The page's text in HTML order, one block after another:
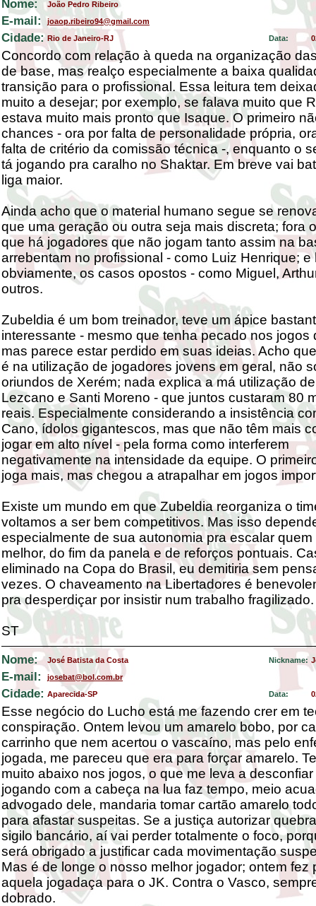
Nome: João Pedro Ribeiro
E-mail: joaop.ribeiro94@gmail.com
Cidade: Rio de Janeiro-RJ Data:
Concordo com relação à queda na organização
de base, mas realço especialmente a baixa
transição para o profissional. Essa leitura tem
muito a desejar; por exemplo, se falava muito que
estava muito mais pronto que Isaque. O primeiro
chances - ora por falta de personalidade própria,
falta de critério da comissão técnica -, enquanto o
tá jogando pra caralho no Shaktar. Em breve vai
liga maior.
Ainda acho que o material humano segue se
que uma geração ou outra seja mais discreta; fora
que há jogadores que não jogam tanto assim na
arrebentam no profissional - como Luiz Henrique; e
obviamente, os casos opostos - como Miguel,
outros.
Zubeldia é um bom treinador, teve um ápice
interessante - mesmo que tenha pecado nos jogos
mas parece estar perdido em suas ideias. Acho
é na utilização de jogadores jovens em geral, não
oriundos de Xerém; nada explica a má utilização
Lezcano e Santi Moreno - que juntos custaram 80
reais. Especialmente considerando a insistência
Cano, ídolos gigantescos, mas que não têm mais
jogar em alto nível - pela forma como interferem
negativamente na intensidade da equipe. O
joga mais, mas chegou a atrapalhar em jogos
Existe um mundo em que Zubeldia reorganiza o
voltamos a ser bem competitivos. Mas isso
especialmente de sua autonomia pra escalar quem
melhor, do fim da panela e de reforços pontuais.
eliminado na Copa do Brasil, eu demitiria sem
vezes. O chaveamento na Libertadores é
pra desperdiçar por insistir num trabalho fragilizado.
ST
Nome: José Batista da Costa Nickname:
E-mail: josebat@bol.com.br
Cidade: Aparecida-SP Data:
Esse negócio do Lucho está me fazendo crer em
conspiração. Ontem levou um amarelo bobo, por
carrinho que nem acertou o vascaíno, mas pelo
jogada, me pareceu que era para forçar amarelo.
muito abaixo nos jogos, o que me leva a
jogando com a cabeça na lua faz tempo, meio
advogado dele, mandaria tomar cartão amarelo
para afastar suspeitas. Se a justiça autorizar
sigilo bancário, aí vai perder totalmente o foco,
será obrigado a justificar cada movimentação
Mas é de longe o nosso melhor jogador; ontem fez
aquela jogadaça para o JK. Contra o Vasco,
dobrado.